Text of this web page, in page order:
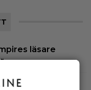
läsare
Rogsgård om